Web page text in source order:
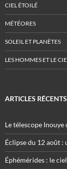
CIEL ÉTOILÉ
MÉTÉORES
SOLEIL ET PLANÈTES
LES HOMMES ET LE
ARTICLES RÉCENTS
Le télescope
Éclipse du 12 août :
Éphémérides : le